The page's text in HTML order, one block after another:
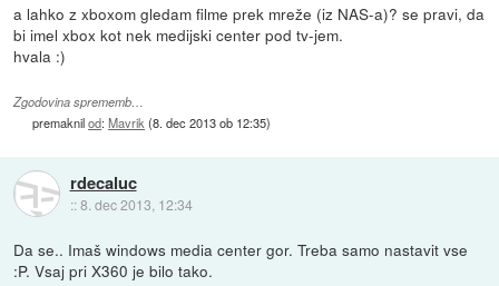
a lahko z xboxom gledam filme prek mreže (iz NAS-a)? se pravi, da
bi imel xbox kot nek medijski center pod tv-jem.
hvala :)
Zgodovina sprememb…
premaknilod:Mavrik (8. dec 2013 ob 12:35)
rdecaluc
::8. dec 2013, 12:34
Da se.. Imaš windows media center gor. Treba samo nastavit vse
:P. Vsaj pri X360 je bilo tako.